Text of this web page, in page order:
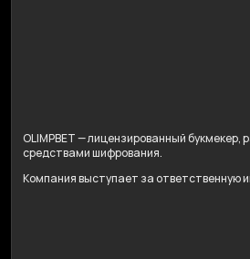
OLIMPBET — лицензированный
средствами шифрования.
Компания выступает за ответственную